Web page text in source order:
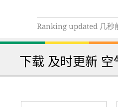
Ranking updated 几秒
下载 及时更新